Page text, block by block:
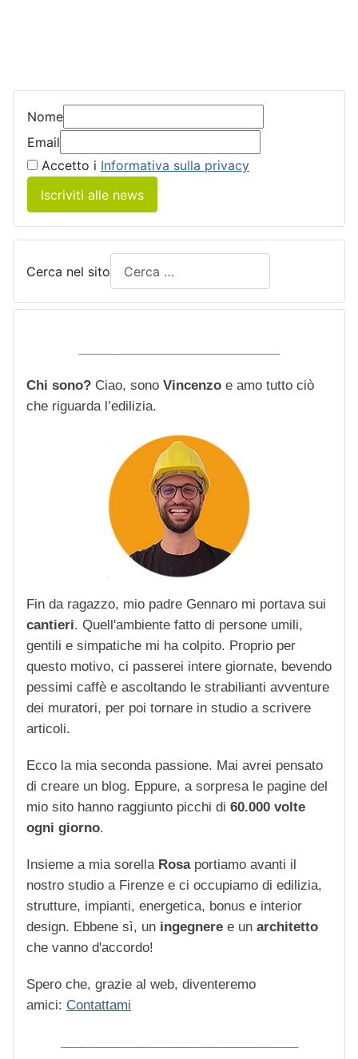
Nome
Email
Accetto i Informativa sulla privacy
Iscriviti alle news
Cerca nel sito
Chi sono? Ciao, sono Vincenzo e amo tutto ciò
che riguarda l’edilizia.
Fin da ragazzo, mio padre Gennaro mi portava sui
cantieri. Quell'ambiente fatto di persone umili,
gentili e simpatiche mi ha colpito. Proprio per
questo motivo, ci passerei intere giornate, bevendo
pessimi caffè e ascoltando le strabilianti avventure
dei muratori, per poi tornare in studio a scrivere
articoli.
Ecco la mia seconda passione. Mai avrei pensato
di creare un blog. Eppure, a sorpresa le pagine del
mio sito hanno raggiunto picchi di 60.000 volte
ogni giorno.
Insieme a mia sorella Rosaportiamo avanti il
nostro studio a Firenze e ci occupiamo di edilizia,
strutture, impianti, energetica, bonus e interior
design. Ebbene sì, un ingegnere e un architetto
che vanno d'accordo!
Spero che, grazie al web, diventeremo
amici: Contattami